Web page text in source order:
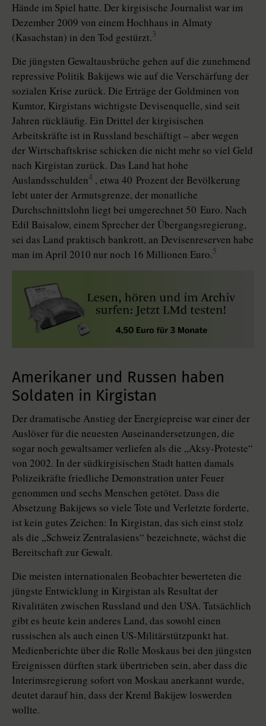
Hände im Spiel hatte. Der kirgisische Journalist war im
Dezember 2009 von einem Hochhaus in Almaty
(Kasachstan) in den Tod gestürzt.3
Die jüngsten Gewaltausbrüche gehen auf die zunehmend
repressive Politik Bakijews wie auf die Verschärfung der
sozialen Krise zurück. Die Erträge der Goldminen von
Kumtor, Kirgistans wichtigste Devisenquelle, sind seit
Jahren rückläufig. Ein Drittel der kirgisischen
Arbeitskräfte ist in Russland beschäftigt – aber wegen
der Wirtschaftskrise schicken die nicht mehr so viel Geld
nach Kirgistan zurück. Das Land hat hohe
Auslandsschulden4 , etwa 40 Prozent der Bevölkerung
lebt unter der Armutsgrenze, der monatliche
Durchschnittslohn liegt bei umgerechnet 50 Euro. Nach
Edil Baisalow, einem Sprecher der Übergangsregierung,
sei das Land praktisch bankrott, an Devisenreserven habe
man im April 2010 nur noch 16 Millionen Euro.5
Amerikaner und Russen haben
Soldaten in Kirgistan
Der dramatische Anstieg der Energiepreise war einer der
Auslöser für die neuesten Auseinandersetzungen, die
sogar noch gewaltsamer verliefen als die „Aksy-Proteste“
von 2002. In der südkirgisischen Stadt hatten damals
Polizeikräfte friedliche Demonstration unter Feuer
genommen und sechs Menschen getötet. Dass die
Absetzung Bakijews so viele Tote und Verletzte forderte,
ist kein gutes Zeichen: In Kirgistan, das sich einst stolz
als die „Schweiz Zentralasiens“ bezeichnete, wächst die
Bereitschaft zur Gewalt.
Die meisten internationalen Beobachter bewerteten die
jüngste Entwicklung in Kirgistan als Resultat der
Rivalitäten zwischen Russland und den USA. Tatsächlich
gibt es heute kein anderes Land, das sowohl einen
russischen als auch einen US-Militärstützpunkt hat.
Medienberichte über die Rolle Moskaus bei den jüngsten
Ereignissen dürften stark übertrieben sein, aber dass die
Interimsregierung sofort von Moskau anerkannt wurde,
deutet darauf hin, dass der Kreml Bakijew loswerden
wollte.